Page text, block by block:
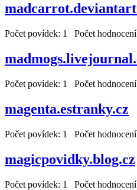
Počet povídek: 1 Počet
Počet povídek: 1 Počet
magenta.estranky.cz
Počet povídek: 1 Počet
magicpovidky.blog.cz
Počet povídek: 1 Počet